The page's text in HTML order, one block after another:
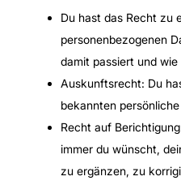
Du hast das Recht zu
personenbezogenen
damit passiert und
Auskunftsrecht: Du
bekannten
Recht auf
immer du wünscht,
zu ergänzen, zu